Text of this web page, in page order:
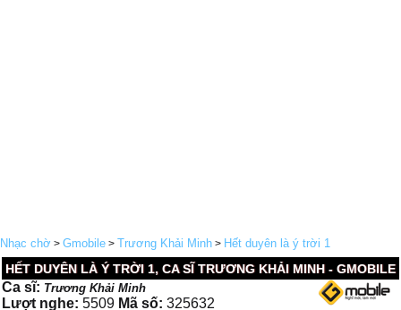
Nhạc chờ > Gmobile > Trương Khải Minh > Hết duyên là ý trời 1
HẾT DUYÊN LÀ Ý TRỜI 1, CA SĨ TRƯƠNG KHẢI MINH - GMOBILE
Ca sĩ: Trương Khải Minh
Lượt nghe: 5509 Mã số: 325632